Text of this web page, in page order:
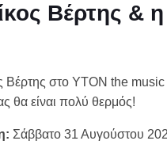
Βέρτης &
Βέρτης στο ΥΤΟΝ the music
θα είναι πολύ θερμός!
Σάββατο 31 Αυγούστου